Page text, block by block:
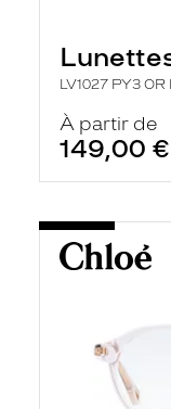
LV1027 PY3 OR
À partir de
149,00 €